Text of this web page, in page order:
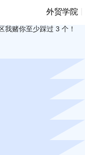
外贸学院
我赌你至少踩过 3 个！